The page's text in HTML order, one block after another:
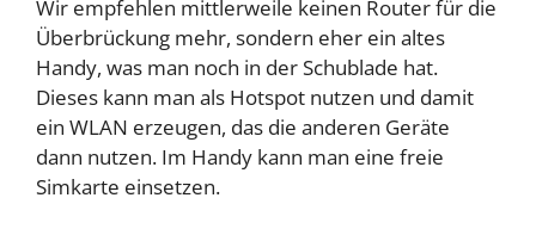
Wir empfehlen mittlerweile keinen Router für die
Überbrückung mehr, sondern eher ein altes
Handy, was man noch in der Schublade hat.
Dieses kann man als Hotspot nutzen und damit
ein WLAN erzeugen, das die anderen Geräte
dann nutzen. Im Handy kann man eine freie
Simkarte einsetzen.